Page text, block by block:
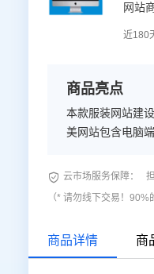
网站
近180
商品亮点
本款服装网站建设/
美网站包含电脑
网站并免费托管，适合
 云市场服务保障：
（* 请勿线下交易！
商品详情 商